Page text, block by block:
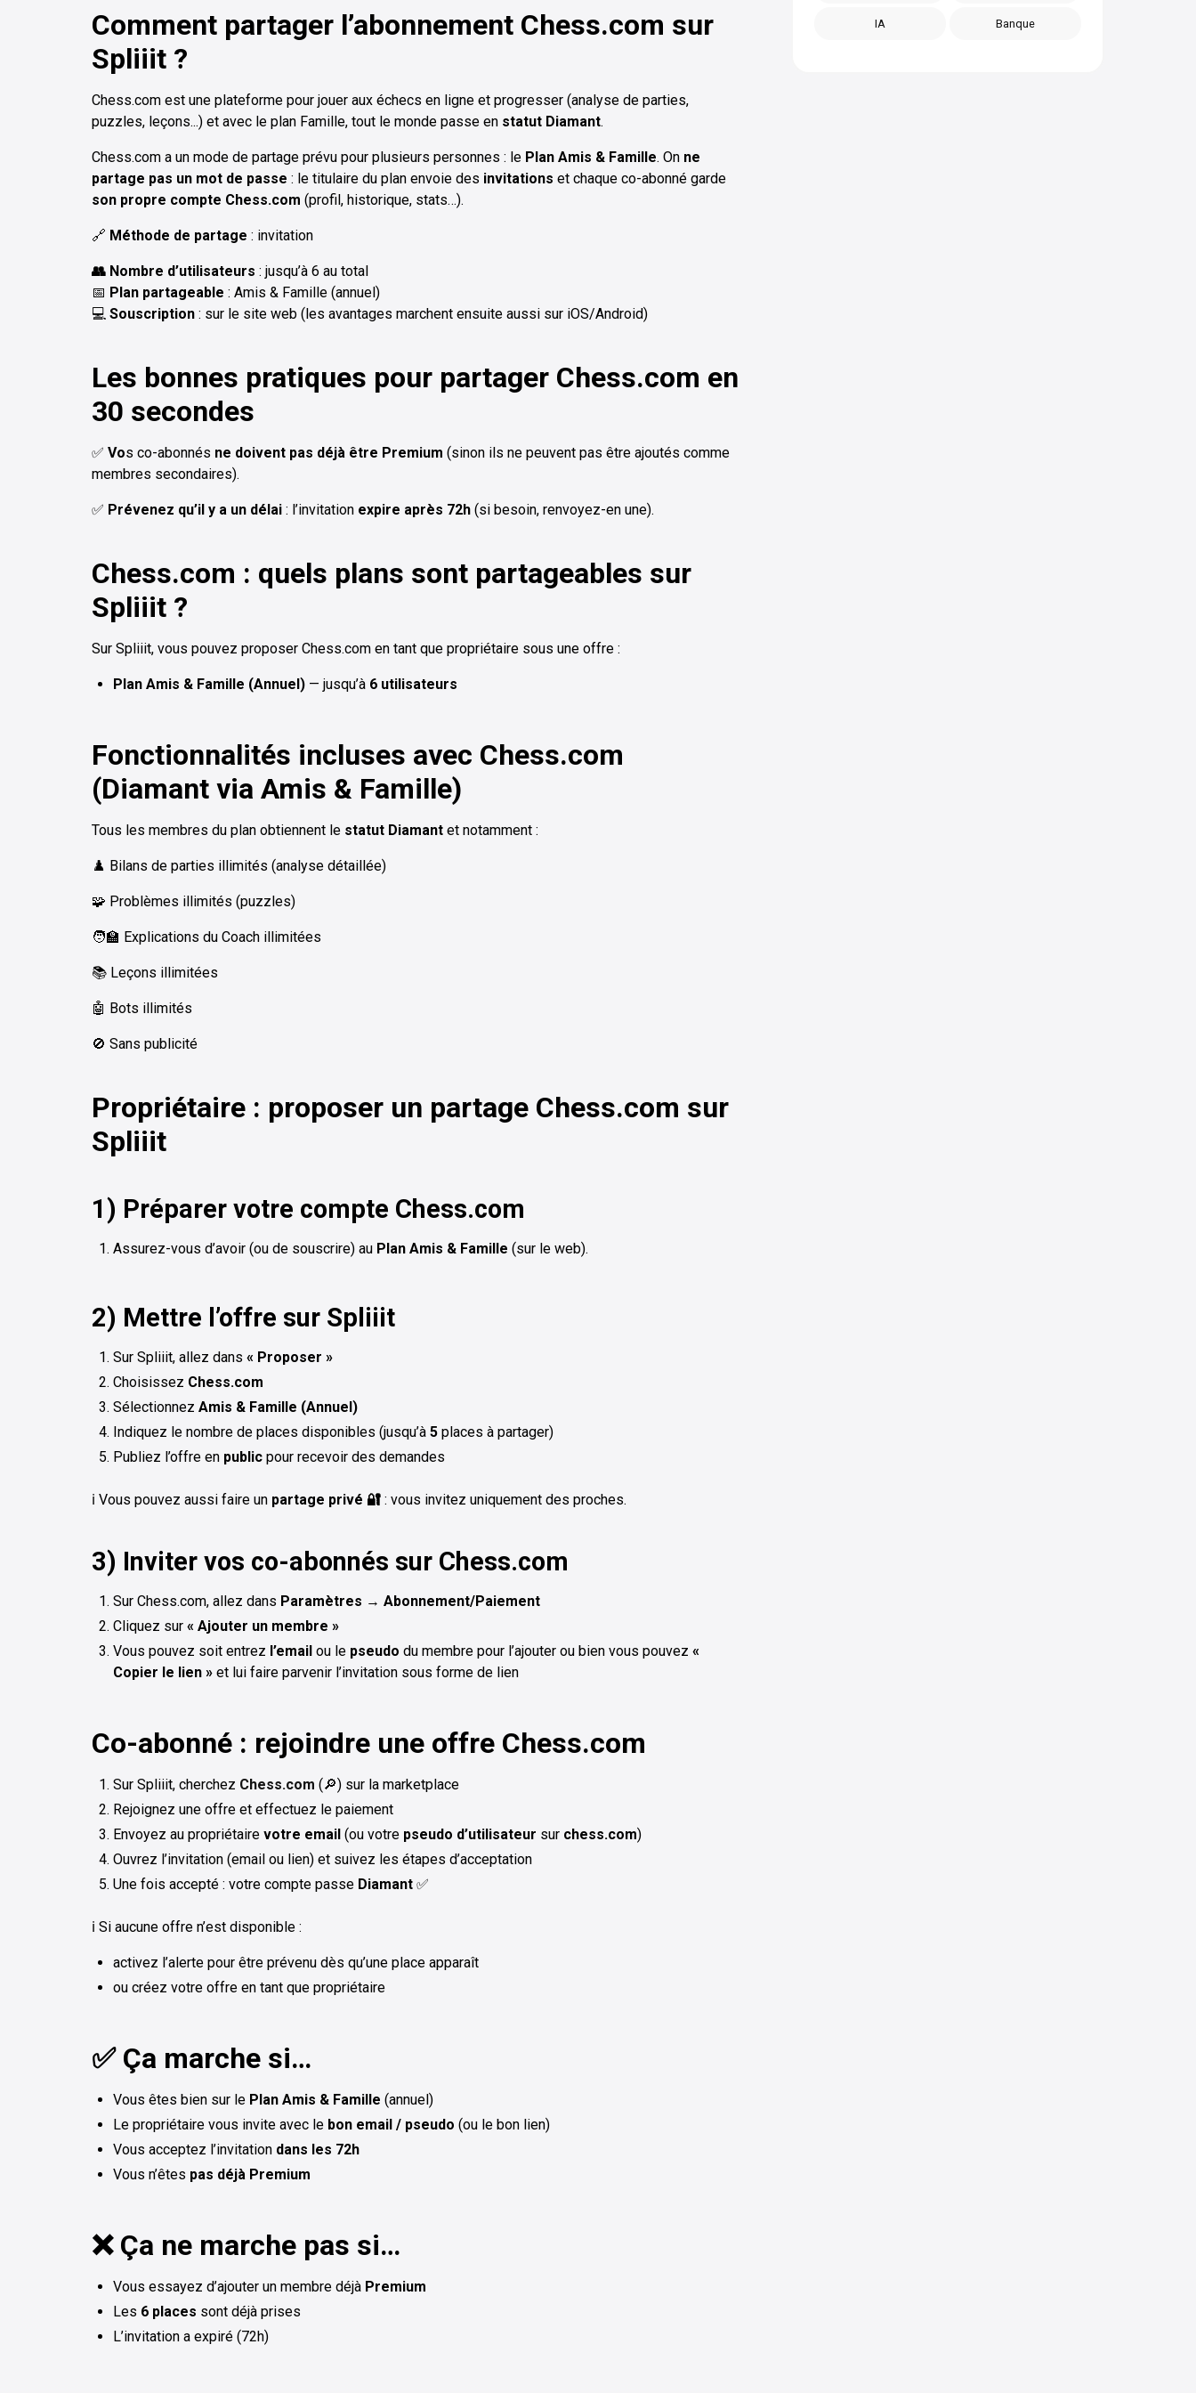
Comment partager l’abonnement Chess.com sur
Spliiit ?
Chess.com est une plateforme pour jouer aux échecs en ligne et progresser (analyse de parties,
puzzles, leçons...) et avec le plan Famille, tout le monde passe en statut Diamant.
Chess.com a un mode de partage prévu pour plusieurs personnes : le Plan Amis & Famille. On ne
partage pas un mot de passe : le titulaire du plan envoie des invitations et chaque co-abonné garde
son propre compte Chess.com (profil, historique, stats…).
🔗 Méthode de partage : invitation
👥 Nombre d’utilisateurs : jusqu’à 6 au total
📅 Plan partageable : Amis & Famille (annuel)
💻 Souscription : sur le site web (les avantages marchent ensuite aussi sur iOS/Android)
Les bonnes pratiques pour partager Chess.com en
30 secondes
✅ Vos co-abonnés ne doivent pas déjà être Premium (sinon ils ne peuvent pas être ajoutés comme
membres secondaires).
✅ Prévenez qu’il y a un délai : l’invitation expire après 72h (si besoin, renvoyez-en une).
Chess.com : quels plans sont partageables sur
Spliiit ?
Sur Spliiit, vous pouvez proposer Chess.com en tant que propriétaire sous une offre :
Plan Amis & Famille (Annuel) — jusqu’à 6 utilisateurs
Fonctionnalités incluses avec Chess.com
(Diamant via Amis & Famille)
Tous les membres du plan obtiennent le statut Diamant et notamment :
♟️ Bilans de parties illimités (analyse détaillée)
🧩 Problèmes illimités (puzzles)
🧑‍🏫 Explications du Coach illimitées
📚 Leçons illimitées
🤖 Bots illimités
🚫 Sans publicité
Propriétaire : proposer un partage Chess.com sur
Spliiit
1) Préparer votre compte Chess.com
Assurez-vous d’avoir (ou de souscrire) au Plan Amis & Famille (sur le web).
2) Mettre l’offre sur Spliiit
Sur Spliiit, allez dans « Proposer »
Choisissez Chess.com
Sélectionnez Amis & Famille (Annuel)
Indiquez le nombre de places disponibles (jusqu’à 5 places à partager)
Publiez l’offre en public pour recevoir des demandes
ℹ️ Vous pouvez aussi faire un partage privé 🔐 : vous invitez uniquement des proches.
3) Inviter vos co-abonnés sur Chess.com
Sur Chess.com, allez dans Paramètres → Abonnement/Paiement
Cliquez sur « Ajouter un membre »
Vous pouvez soit entrez l’email ou le pseudo du membre pour l’ajouter ou bien vous pouvez «
Copier le lien » et lui faire parvenir l’invitation sous forme de lien
Co-abonné : rejoindre une offre Chess.com
Sur Spliiit, cherchez Chess.com (🔎) sur la marketplace
Rejoignez une offre et effectuez le paiement
Envoyez au propriétaire votre email (ou votre pseudo d’utilisateur sur chess.com)
Ouvrez l’invitation (email ou lien) et suivez les étapes d’acceptation
Une fois accepté : votre compte passe Diamant ✅
ℹ️ Si aucune offre n’est disponible :
activez l’alerte pour être prévenu dès qu’une place apparaît
ou créez votre offre en tant que propriétaire
✅ Ça marche si…
Vous êtes bien sur le Plan Amis & Famille (annuel)
Le propriétaire vous invite avec le bon email / pseudo (ou le bon lien)
Vous acceptez l’invitation dans les 72h
Vous n’êtes pas déjà Premium
❌ Ça ne marche pas si…
Vous essayez d’ajouter un membre déjà Premium
Les 6 places sont déjà prises
L’invitation a expiré (72h)
IA Banque